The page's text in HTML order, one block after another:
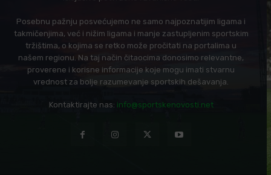
Posebnu pažnju posvećujemo ne samo najpoznatijim ligama i
takmičenjima, već i nižim ligama i manje zastupljenim sportskim
tržištima, o kojima se retko može pročitati na portalima u
našem regionu. Na taj način čitaocima donosimo relevantne,
proverene i korisne informacije koje mogu imati stvarnu
vrednost za bolje razumevanje sportskih dešavanja.
Kontaktirajte nas: info@sportskenovosti.net